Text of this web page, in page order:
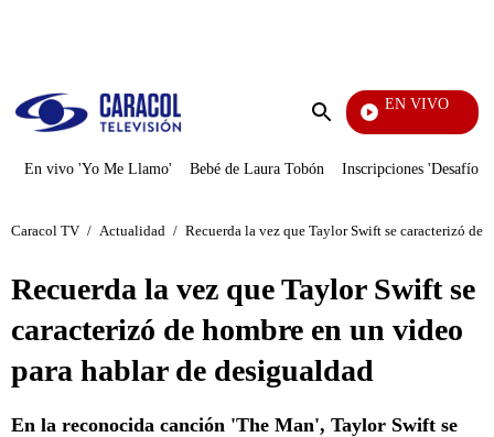
Enviar
EN VIVO
Noticias Caracol
En vivo 'Yo Me Llamo' Bebé de Laura Tobón Inscripciones 'Desafío'
Caracol TV / Actualidad / Recuerda la vez que Taylor Swift se caracterizó de
Recuerda la vez que Taylor Swift se
caracterizó de hombre en un video
para hablar de desigualdad
En la reconocida canción 'The Man', Taylor Swift se